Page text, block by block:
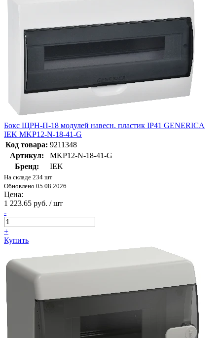
Бокс ЩРН-П-18 модулей навесн. пластик IP41 GENERICA
IEK MKP12-N-18-41-G
Код товара: 9211348
Артикул:
MKP12-N-18-41-G
Бренд:
IEK
На складе 234 шт
Обновлено 05.08.2026
Цена:
1 223.65 руб. / шт
-
+
Купить